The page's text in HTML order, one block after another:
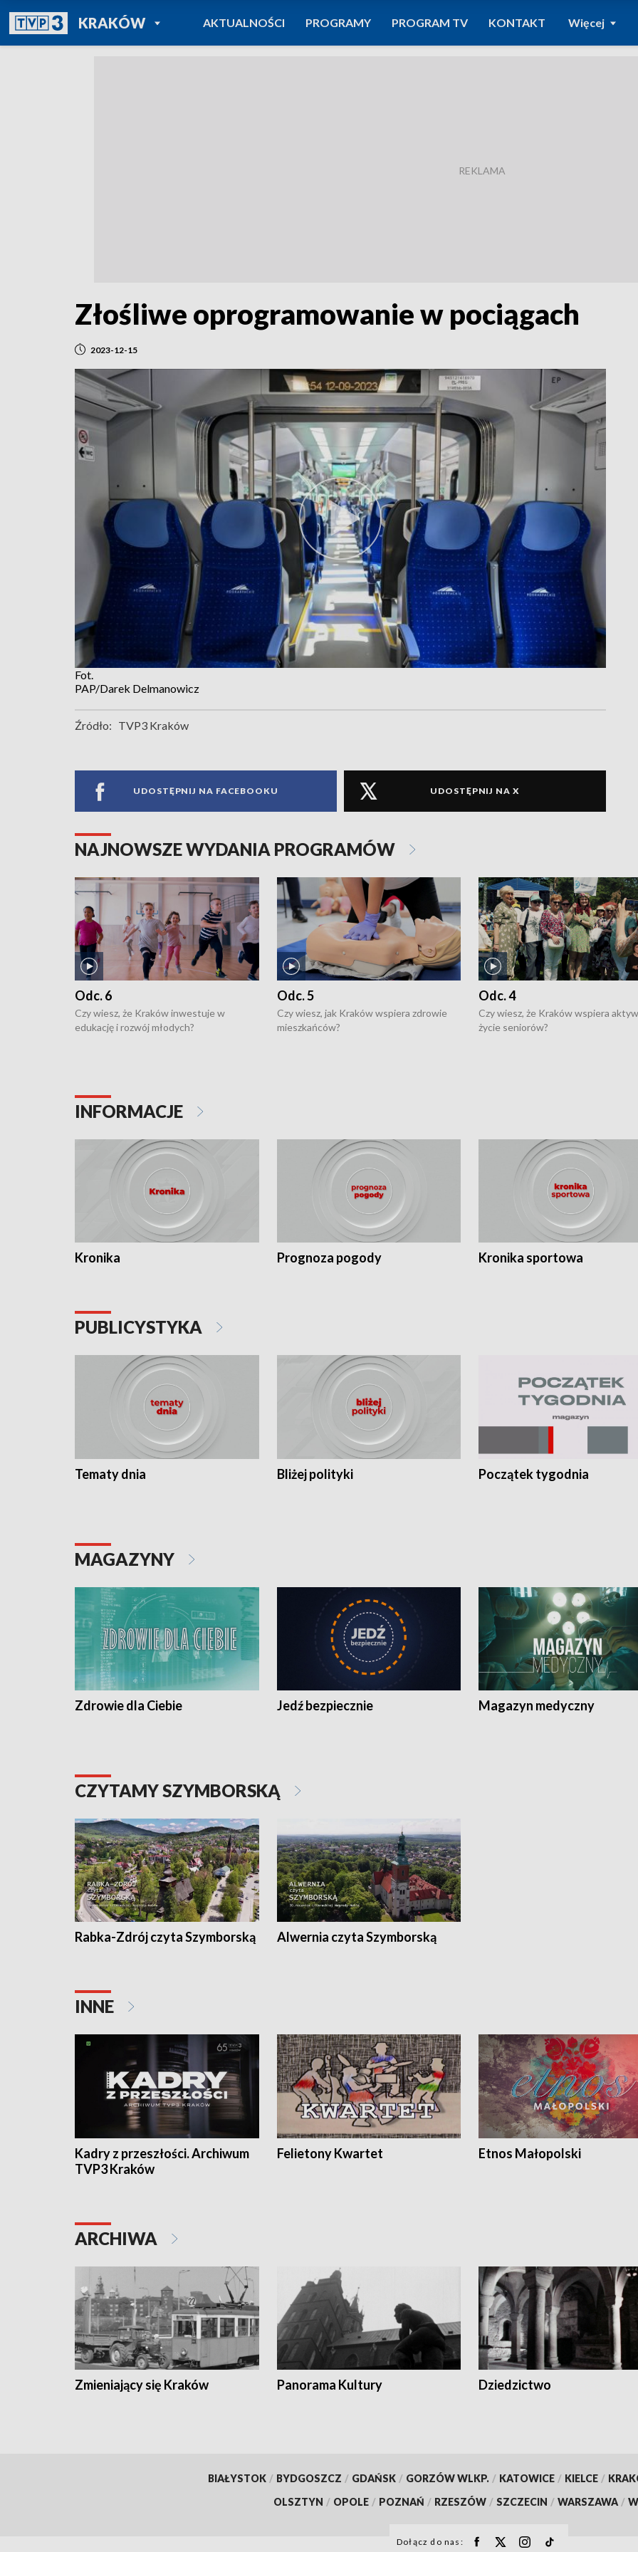
KRAKÓWPOWRÓT DO
TVP REGIONY
AKTUALNOŚCI PROGRAMY PROGRAM TV KONTAKT Więcej
Złośliwe oprogramowanie w pociągach
2023-12-15
Fot.
PAP/Darek Delmanowicz
Źródło: TVP3 Kraków
UDOSTĘPNIJ NA FACEBOOKU UDOSTĘPNIJ NA X
NAJNOWSZE WYDANIA PROGRAMÓW
Odc. 6
Czy wiesz, że Kraków inwestuje w
edukację i rozwój młodych?
Odc. 5
Czy wiesz, jak Kraków wspiera zdrowie
mieszkańców?
Odc. 4
Czy wiesz, że Kraków wspiera
życie seniorów?
INFORMACJE
Kronika Prognoza pogody Kronika sportowa
PUBLICYSTYKA
Tematy dnia Bliżej polityki Początek tygodnia
MAGAZYNY
Zdrowie dla Ciebie Jedź bezpiecznie Magazyn medyczny
CZYTAMY SZYMBORSKĄ
Rabka-Zdrój czyta Szymborską Alwernia czyta Szymborską
INNE
Kadry z przeszłości. Archiwum
TVP3 Kraków
Felietony Kwartet Etnos Małopolski
ARCHIWA
Zmieniający się Kraków Panorama Kultury Dziedzictwo
BIAŁYSTOK / BYDGOSZCZ / GDAŃSK / GORZÓW WLKP. / KATOWICE / KIELCE /
OLSZTYN / OPOLE / POZNAŃ / RZESZÓW / SZCZECIN / WARSZAWA /
Dołącz do nas: